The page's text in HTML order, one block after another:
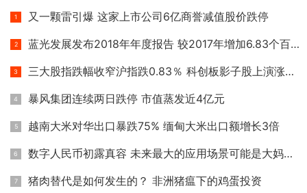
又一颗雷引爆 这家上市公司6亿商誉减值股价跌停
蓝光发展发布2018年年度报告 较2017年增加6.83个百分点
三大股指跌幅收窄沪指跌0.83％ 科创板影子股上演涨停潮
暴风集团连续两日跌停 市值蒸发近4亿元
越南大米对华出口暴跌75% 缅甸大米出口额增长3倍
数字人民币初露真容 未来最大的应用场景可能是大妈买菜
猪肉替代是如何发生的？ 非洲猪瘟下的鸡蛋投资